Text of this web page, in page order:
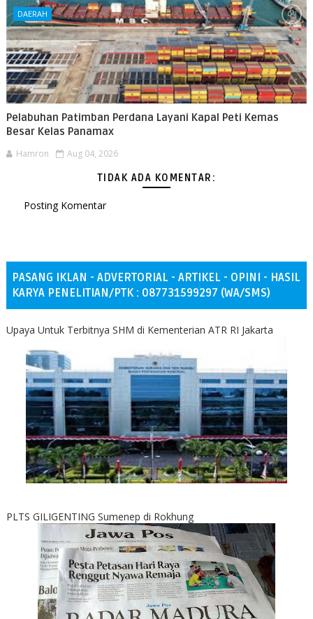
DAERAH
Pelabuhan Patimban Perdana Layani Kapal Peti Kemas
Besar Kelas Panamax
Hamron Aug 04, 2026
TIDAK ADA KOMENTAR:
Posting Komentar
PASANG IKLAN - ADVERTORIAL - ARTIKEL - OPINI - HASIL
KARYA PENELITIAN/PTK : 087731599297 (WA/SMS)
Upaya Untuk Terbitnya SHM di Kementerian ATR RI Jakarta
PLTS GILIGENTING Sumenep di Rokhung